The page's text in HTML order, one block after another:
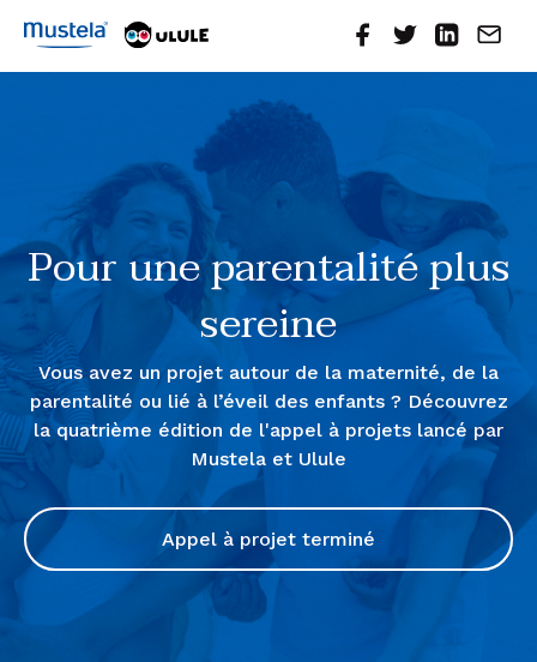
Pour une parentalité plus
sereine
Vous avez un projet autour de la maternité, de la
parentalité ou lié à l’éveil des enfants ? Découvrez
la quatrième édition de l'appel à projets lancé par
Mustela et Ulule
Appel à projet terminé